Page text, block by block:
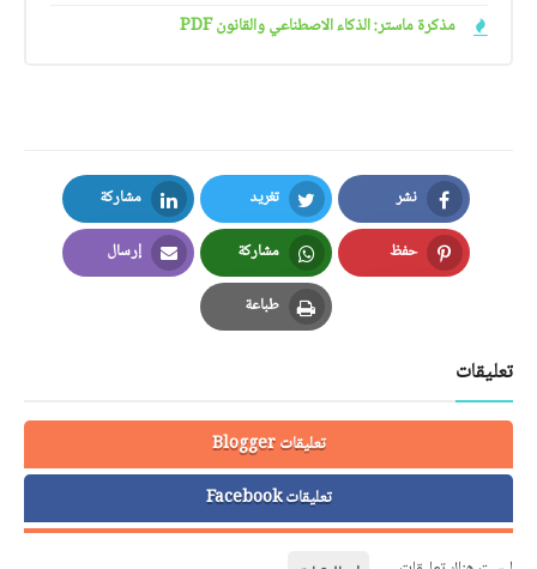
مذكرة ماستر: الذكاء الاصطناعي والقانون PDF
نشر
Facebook
تغريد
Twitter
مشاركة
LinkedIn
حفظ
Pinterest
مشاركة
Whatsapp
إرسال
Email
طباعة
Print
تعليقات
تعليقات Blogger
تعليقات Facebook